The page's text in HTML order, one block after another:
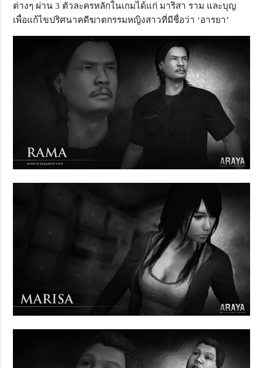
ต่างๆ ผ่าน 3 ตัวละครหลักในเกมได้แก่ มาริสา ราม และบุญ
เพื่อแก้ไขปริศนาคดีฆาตกรรมหญิงสาวที่มีชื่อว่า ‘อารยา’